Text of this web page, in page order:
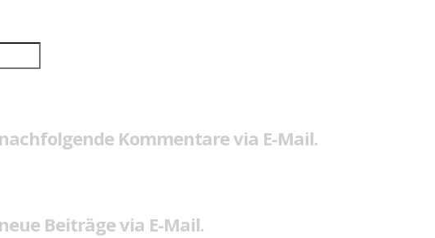
Kommentare via E-Mail.
Beiträge via E-Mail.